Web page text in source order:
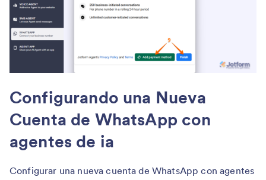
Configurando una Nueva
Cuenta de WhatsApp con
agentes de ia
Configurar una nueva cuenta de WhatsApp con agentes